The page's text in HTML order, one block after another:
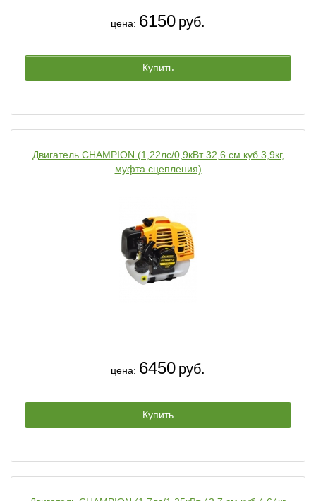
цена: 6150 руб.
Купить
Двигатель CHAMPION (1,22лс/0,9кВт 32,6 см.куб 3,9кг,
муфта сцепления)
цена: 6450 руб.
Купить